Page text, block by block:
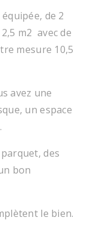
de 2
m2 avec de
mesure 10,5
avez une
un espace
des
bon
le bien.